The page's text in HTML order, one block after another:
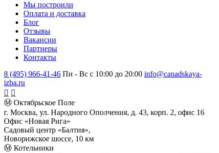
Мы построили
Оплата и доставка
Блог
Отзывы
Вакансии
Партнеры
Контакты
8 (495) 966-41-46 Пн - Вс с 10:00 до 20:00 info@canadskaya-
izba.ru
Ⓜ Октябрьское Поле
г. Москва, ул. Народного Ополчения, д. 43, корп. 2, офис 16
Офис «Новая Рига»
Садовый центр «Балтия»,
Новорижское шоссе, 10 км
Ⓜ Котельники